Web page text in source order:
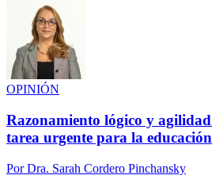
OPINIÓN
Razonamiento lógico y
tarea urgente para la educación
PorDra. Sarah Cordero Pinchansky